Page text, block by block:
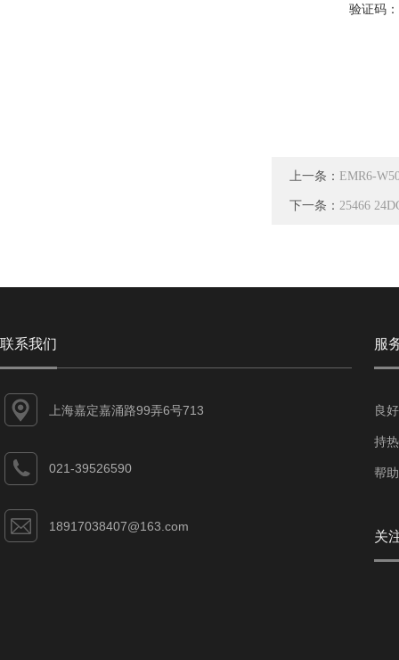
验证码：
上一条： EMR6-
下一条： 25466
联系我们
上海嘉定嘉涌路99弄6号713
021-39526590
18917038407@163.com
服
良
持
帮
关